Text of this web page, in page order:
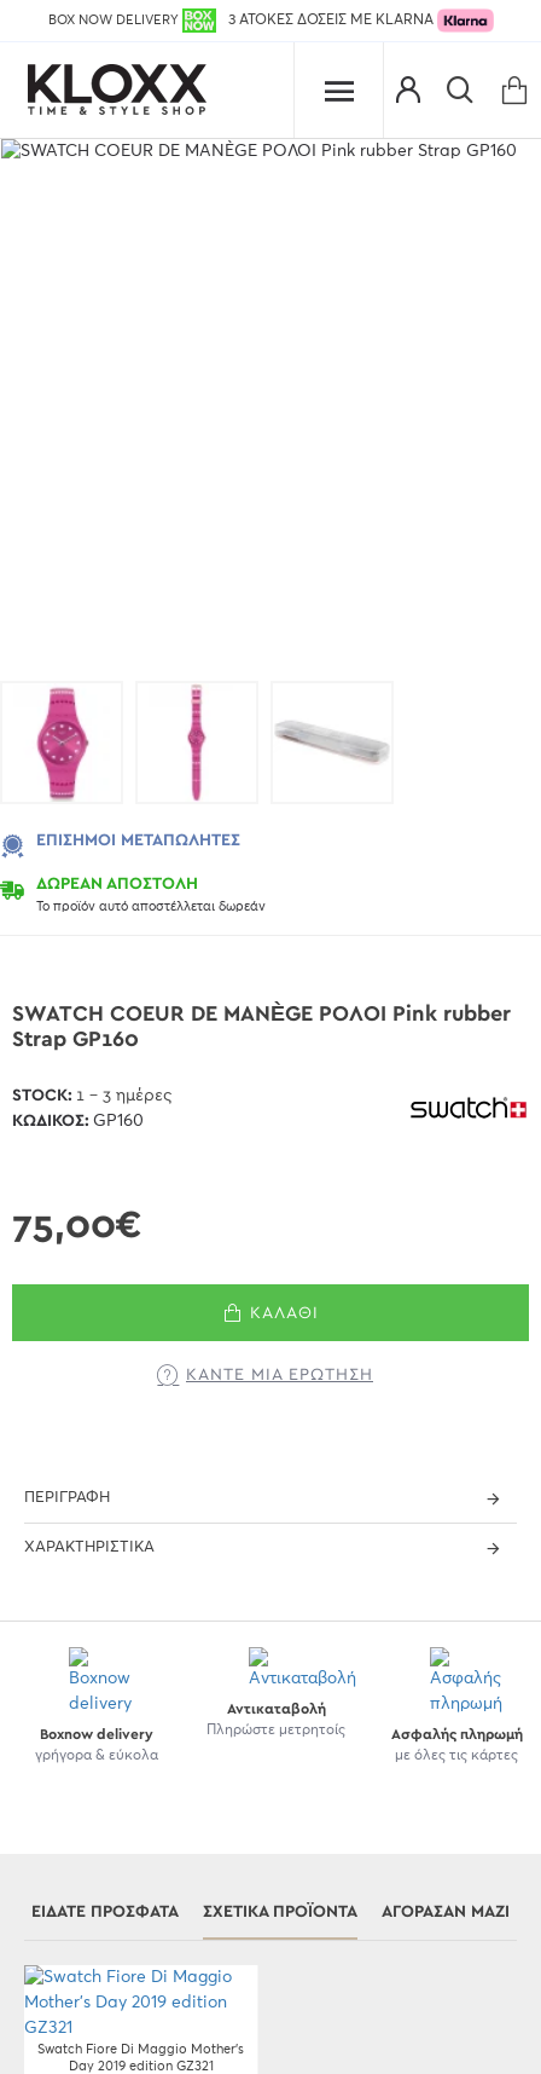
BOX NOW DELIVERY 3 ΑΤΟΚΕΣ ΔΟΣΕΙΣ ΜΕ KLARNA
ΔΩΡΕΑΝ ΑΠΟΣΤΟΛΗ
Το προϊόν αυτό αποστέλλεται δωρεάν
ΕΠΊΣΗΜΟΙ ΜΕΤΑΠΩΛΗΤΈΣ
SWATCH COEUR DE MANÈGE ΡΟΛΟΙ Pink rubber
Strap GP160
75,00€
STOCK: 1 - 3 ημέρες
ΚΩΔΙΚΌΣ: GP160
ΚΑΛΆΘΙ
ΚΆΝΤΕ ΜΊΑ ΕΡΏΤΗΣΗ
ΠΕΡΙΓΡΑΦΉ
ΧΑΡΑΚΤΗΡΙΣΤΙΚΆ
Boxnow delivery
γρήγορα & εύκολα
Αντικαταβολή
Πληρώστε μετρητοίς
Ασφαλής πληρωμή
με όλες τις κάρτες
ΕΊΔΑΤΕ ΠΡΌΣΦΑΤΑ ΣΧΕΤΙΚΆ ΠΡΟΪΌΝΤΑ ΑΓΌΡΑΣΑΝ ΜΑΖΊ
Swatch Fiore Di Maggio Mother's
Day 2019 edition GZ321